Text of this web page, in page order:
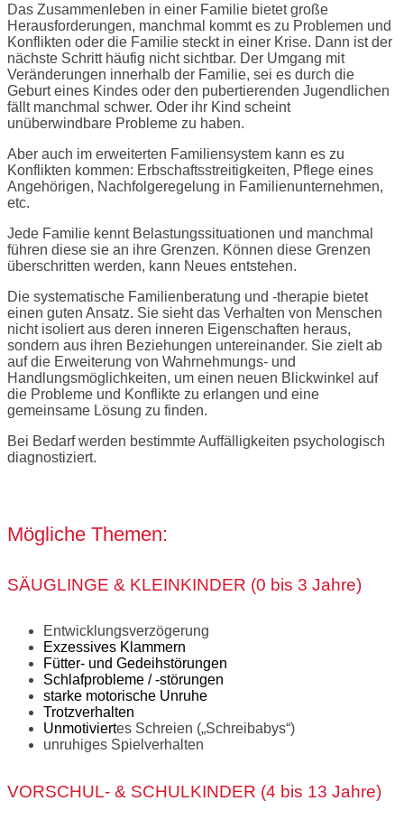
Das Zusammenleben in einer Familie bietet große
Herausforderungen, manchmal kommt es zu Problemen und
Konflikten oder die Familie steckt in einer Krise. Dann ist der
nächste Schritt häufig nicht sichtbar. Der Umgang mit
Veränderungen innerhalb der Familie, sei es durch die
Geburt eines Kindes oder den pubertierenden Jugendlichen
fällt manchmal schwer. Oder ihr Kind scheint
unüberwindbare Probleme zu haben.
Aber auch im erweiterten Familiensystem kann es zu
Konflikten kommen: Erbschaftsstreitigkeiten, Pflege eines
Angehörigen, Nachfolgeregelung in Familienunternehmen,
etc.
Jede Familie kennt Belastungssituationen und manchmal
führen diese sie an ihre Grenzen. Können diese Grenzen
überschritten werden, kann Neues entstehen.
Die systematische Familienberatung und -therapie bietet
einen guten Ansatz. Sie sieht das Verhalten von Menschen
nicht isoliert aus deren inneren Eigenschaften heraus,
sondern aus ihren Beziehungen untereinander. Sie zielt ab
auf die Erweiterung von Wahrnehmungs- und
Handlungsmöglichkeiten, um einen neuen Blickwinkel auf
die Probleme und Konflikte zu erlangen und eine
gemeinsame Lösung zu finden.
Bei Bedarf werden bestimmte Auffälligkeiten psychologisch
diagnostiziert.
Mögliche Themen:
SÄUGLINGE & KLEINKINDER (0 bis 3 Jahre)
Entwicklungsverzögerung
Exzessives Klammern
Fütter- und Gedeihstörungen
Schlafprobleme / -störungen
starke motorische Unruhe
Trotzverhalten
Unmotiviertes Schreien („Schreibabys“)
unruhiges Spielverhalten
VORSCHUL- & SCHULKINDER (4 bis 13 Jahre)